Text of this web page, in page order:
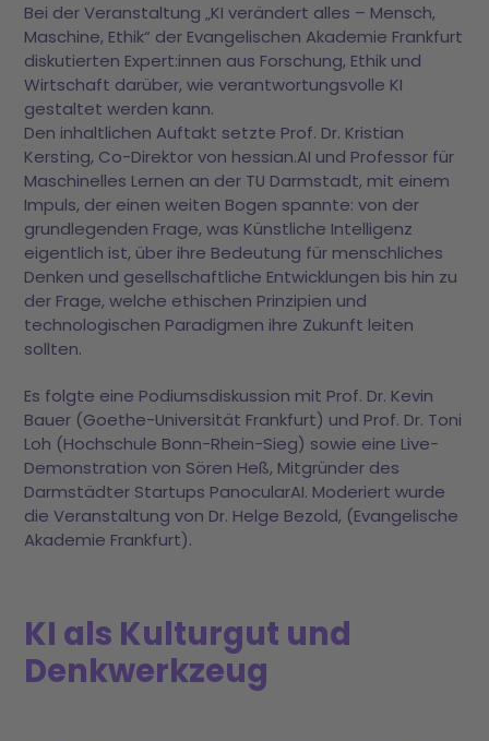
Bei der Veranstaltung „KI verändert alles – Mensch,
Maschine, Ethik“ der Evangelischen Akademie Frankfurt
diskutierten Expert:innen aus Forschung, Ethik und
Wirtschaft darüber, wie verantwortungsvolle KI
gestaltet werden kann.
Den inhaltlichen Auftakt setzte Prof. Dr. Kristian
Kersting, Co-Direktor von hessian.AI und Professor für
Maschinelles Lernen an der TU Darmstadt, mit einem
Impuls, der einen weiten Bogen spannte: von der
grundlegenden Frage, was Künstliche Intelligenz
eigentlich ist, über ihre Bedeutung für menschliches
Denken und gesellschaftliche Entwicklungen bis hin zu
der Frage, welche ethischen Prinzipien und
technologischen Paradigmen ihre Zukunft leiten
sollten.
Es folgte eine Podiumsdiskussion mit Prof. Dr. Kevin
Bauer (Goethe-Universität Frankfurt) und Prof. Dr. Toni
Loh (Hochschule Bonn-Rhein-Sieg) sowie eine Live-
Demonstration von Sören Heß, Mitgründer des
Darmstädter Startups PanocularAI. Moderiert wurde
die Veranstaltung von Dr. Helge Bezold, (Evangelische
Akademie Frankfurt).
KI als Kulturgut und
Denkwerkzeug